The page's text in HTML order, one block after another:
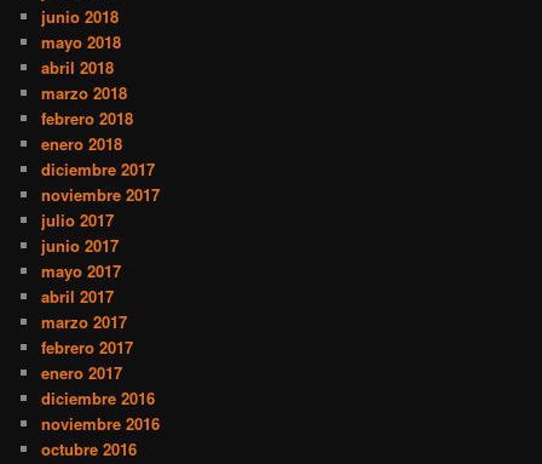
junio 2018
mayo 2018
abril 2018
marzo 2018
febrero 2018
enero 2018
diciembre 2017
noviembre 2017
julio 2017
junio 2017
mayo 2017
abril 2017
marzo 2017
febrero 2017
enero 2017
diciembre 2016
noviembre 2016
octubre 2016